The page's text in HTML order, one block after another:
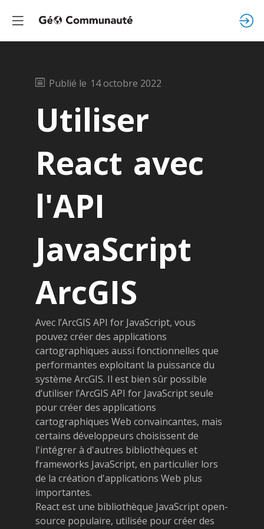
Publié le 14 octobre 2022
Utiliser
React avec
l'API
JavaScript
ArcGIS
Avec l’ArcGIS API for JavaScript, vous
pouvez créer des applications
cartographiques aussi fonctionnelles que
performantes exploitant la puissance du
système ArcGIS. Il est bien sûr possible
d‘utiliser l’ArcGIS API for JavaScript seule
pour créer des applications
cartographiques Web convaincantes, mais
certains développeurs choisissent de
l'intégrer à d'autres bibliothèques et
frameworks JavaScript, en particulier lors
de la création d'applications Web plus
importantes.
React est une bibliothèque JavaScript open-
source populaire, utilisée pour créer des